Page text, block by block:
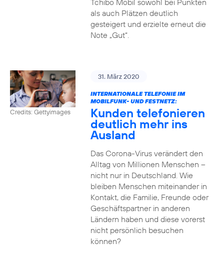
Tchibo Mobil sowohl bei Punkten
als auch Plätzen deutlich
gesteigert und erzielte erneut die
Note „Gut“.
Credits: Gettyimages
31. März 2020
INTERNATIONALE TELEFONIE IM
MOBILFUNK- UND FESTNETZ:
Kunden telefonieren
deutlich mehr ins
Ausland
Das Corona-Virus verändert den
Alltag von Millionen Menschen –
nicht nur in Deutschland. Wie
bleiben Menschen miteinander in
Kontakt, die Familie, Freunde oder
Geschäftspartner in anderen
Ländern haben und diese vorerst
nicht persönlich besuchen
können?